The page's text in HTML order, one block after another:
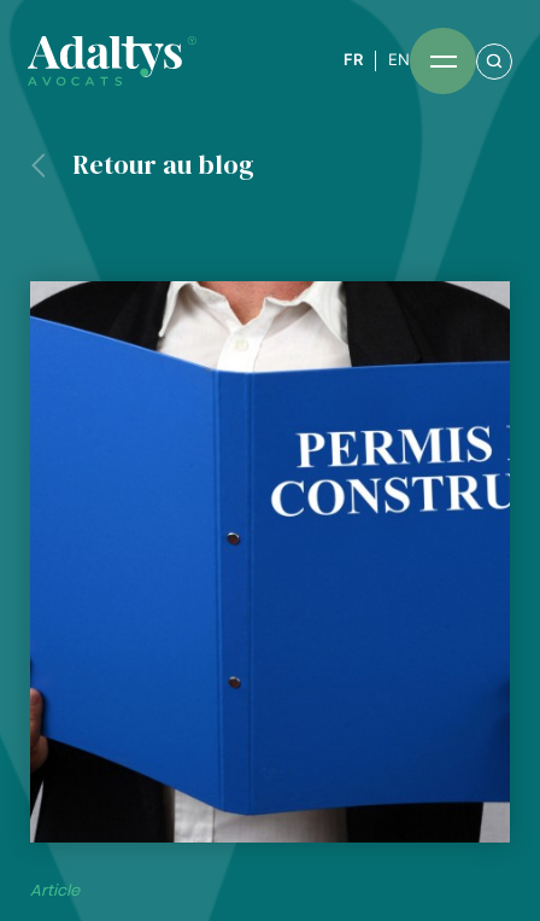
FR EN
Retour au blog
Article